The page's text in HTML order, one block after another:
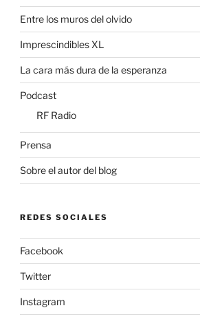
Entre los muros del olvido
Imprescindibles XL
La cara más dura de la esperanza
Podcast
RF Radio
Prensa
Sobre el autor del blog
REDES SOCIALES
Facebook
Twitter
Instagram